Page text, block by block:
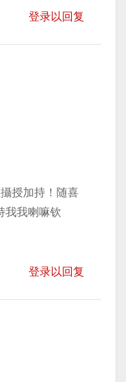
登录以回复
授加持！随喜
我我喇嘛钦
登录以回复